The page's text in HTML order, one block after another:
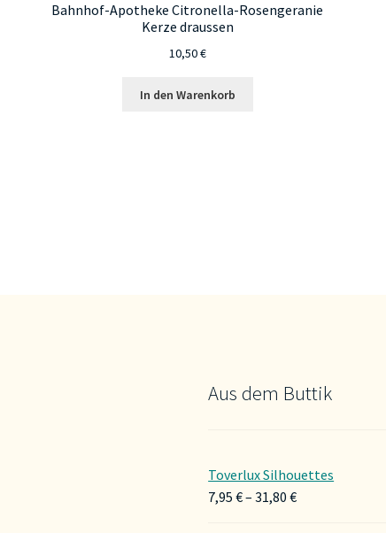
Bahnhof-Apotheke Citronella-Rosengeranie
Kerze draussen
10,50€
In den Warenkorb
Aus dem Buttik
Toverlux Silhouettes
7,95€–31,80€Preisspanne: